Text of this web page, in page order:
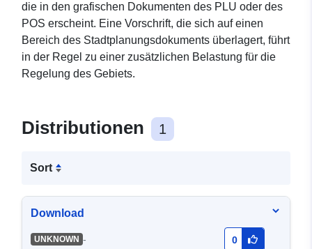
die in den grafischen Dokumenten des PLU oder des
POS erscheint. Eine Vorschrift, die sich auf einen
Bereich des Stadtplanungsdokuments überlagert, führt
in der Regel zu einer zusätzlichen Belastung für die
Regelung des Gebiets.
Distributionen 1
Sort
Download
UNKNOWN - 0